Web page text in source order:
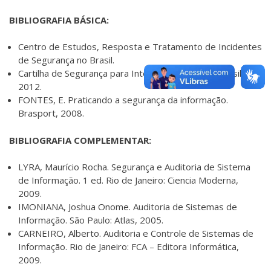
BIBLIOGRAFIA BÁSICA:
Centro de Estudos, Resposta e Tratamento de Incidentes
de Segurança no Brasil.
Cartilha de Segurança para Internet. versão 4.0. Brasil.
2012.
FONTES, E. Praticando a segurança da informação.
Brasport, 2008.
BIBLIOGRAFIA COMPLEMENTAR:
LYRA, Maurício Rocha. Segurança e Auditoria de Sistema
de Informação. 1 ed. Rio de Janeiro: Ciencia Moderna,
2009.
IMONIANA, Joshua Onome. Auditoria de Sistemas de
Informação. São Paulo: Atlas, 2005.
CARNEIRO, Alberto. Auditoria e Controle de Sistemas de
Informação. Rio de Janeiro: FCA – Editora Informática,
2009.